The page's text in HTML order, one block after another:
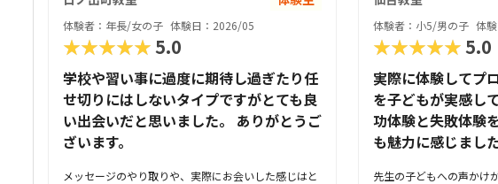
体験者：年長/女の子 体験日：2026/05
★★★★★5.0
学校や習い事に過度に期待し過ぎたり任
せ切りにはしないタイプですがとても良
い出会いだと思いました。 ありがとうご
ざいます。
メッセージのやり取りや、実際にお会いした感じはと
体験者：小5/男の子 体
★★★★★5.0
実際に体験してプ
を子どもが実感し
功体験と失敗体験
も魅力に感じました
先生の子どもへの声かけ